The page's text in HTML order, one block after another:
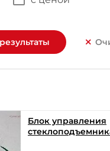
Блок управления